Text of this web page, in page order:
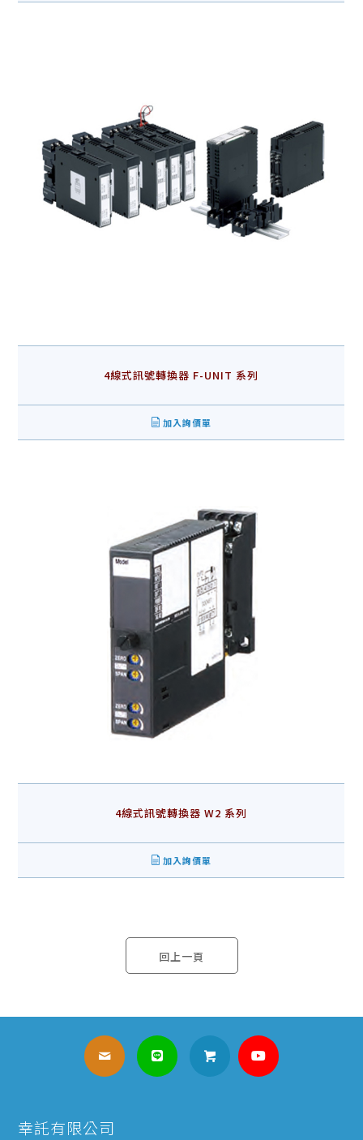
4線式訊號轉換器 F-UNIT 系列
加入詢價單
4線式訊號轉換器 W2 系列
加入詢價單
回上一頁
幸託有限公司